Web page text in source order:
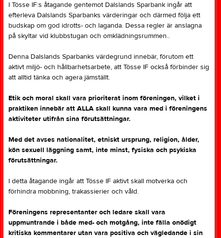
I Tösse IF:s åtagande gentemot Dalslands Sparbank ingår att
efterleva Dalslands Sparbanks värderingar och därmed följa ett
budskap om god idrotts- och laganda. Dessa regler är anslagna
på skyltar vid klubbstugan och omklädningsrummen..
Denna Dalslands Sparbanks värdegrund innebär, förutom ett
aktivt miljö- och hållbarhetsarbete, att Tösse IF också förbinder sig
att alltid tänka och agera jämställt.
Etik och moral skall vara prioriterat inom föreningen, vilket i
praktiken innebär att ALLA skall kunna vara med i föreningens
aktiviteter utifrån sina förutsättningar.
Med det avses nationalitet, etniskt ursprung, religion, ålder,
kön sexuell läggning samt, inte minst, fysiska och psykiska
förutsättningar.
I detta åtagande ingår att Tösse IF aktivt skall motverka och
förhindra mobbning, trakassierier och våld.
Föreningens representanter och ledare skall vara
uppmuntrande i både med- och motgång, inte fälla onödigt
kritiska kommentarer utan vara positiva och vägledande i sin